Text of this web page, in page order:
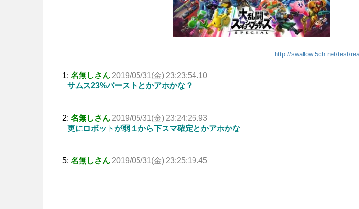
http://swallow.5ch.net/test/
1: 名無しさん 2019/05/31(金) 23:23:54.10
サムス23%バーストとかアホかな？
2: 名無しさん 2019/05/31(金) 23:24:26.93
更にロボットが弱１から下スマ確定とかアホかな
5: 名無しさん 2019/05/31(金) 23:25:19.45